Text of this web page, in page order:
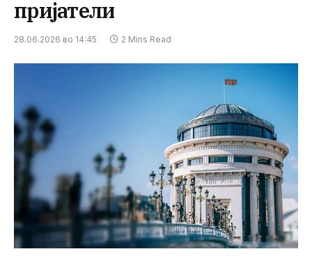
пријатели
28.06.2026 во 14:45 2 Mins Read